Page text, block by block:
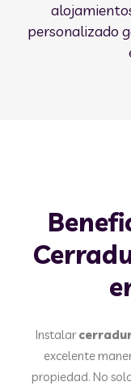
personalizado
Instalar
excelente
propiedad. No